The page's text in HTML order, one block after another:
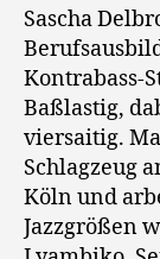
Sascha
Kontrabass-
Baßlastig,
viersaitig.
Schlagzeug
Köln und
Jazzgrößen